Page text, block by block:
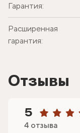
Гарантия:
Расширенная
гарантия:
Отзывы
5
4 отзыва